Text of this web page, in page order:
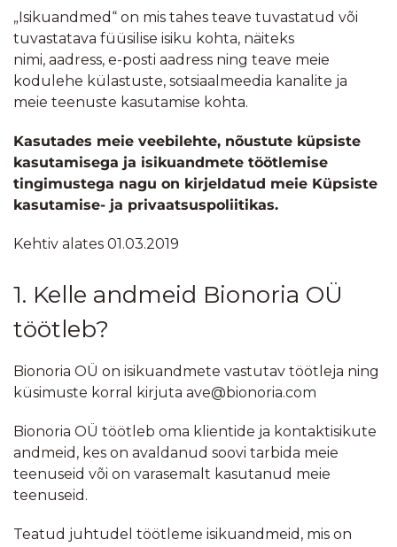
„Isikuandmed“ on mis tahes teave tuvastatud või
tuvastatava füüsilise isiku kohta, näiteks
nimi, aadress, e-posti aadress ning teave meie
kodulehe külastuste, sotsiaalmeedia kanalite ja
meie teenuste kasutamise kohta.
Kasutades meie veebilehte, nõustute küpsiste
kasutamisega ja isikuandmete töötlemise
tingimustega nagu on kirjeldatud meie Küpsiste
kasutamise- ja privaatsuspoliitikas.
Kehtiv alates 01.03.2019
1. Kelle andmeid Bionoria OÜ
töötleb?
Bionoria OÜ on isikuandmete vastutav töötleja ning
küsimuste korral kirjuta ave@bionoria.com
Bionoria OÜ töötleb oma klientide ja kontaktisikute
andmeid, kes on avaldanud soovi tarbida meie
teenuseid või on varasemalt kasutanud meie
teenuseid.
Teatud juhtudel töötleme isikuandmeid, mis on